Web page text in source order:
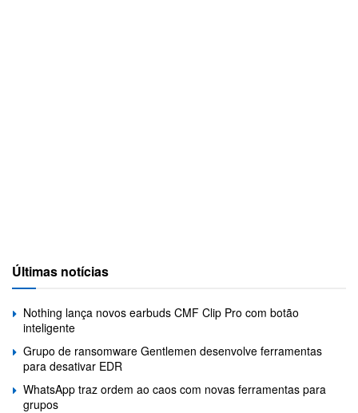
Últimas notícias
Nothing lança novos earbuds CMF Clip Pro com botão
inteligente
Grupo de ransomware Gentlemen desenvolve ferramentas
para desativar EDR
WhatsApp traz ordem ao caos com novas ferramentas para
grupos